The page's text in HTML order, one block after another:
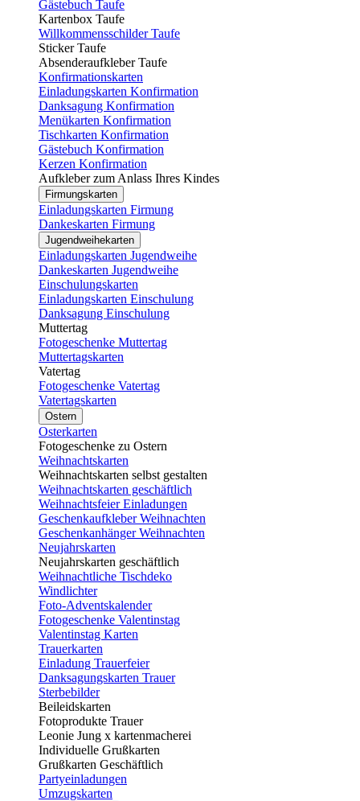
Gästebuch Taufe
Kartenbox Taufe
Willkommensschilder Taufe
Sticker Taufe
Absenderaufkleber Taufe
Konfirmationskarten
Einladungskarten Konfirmation
Danksagung Konfirmation
Menükarten Konfirmation
Tischkarten Konfirmation
Gästebuch Konfirmation
Kerzen Konfirmation
Aufkleber zum Anlass Ihres Kindes
Firmungskarten
Einladungskarten Firmung
Dankeskarten Firmung
Jugendweihekarten
Einladungskarten Jugendweihe
Dankeskarten Jugendweihe
Einschulungskarten
Einladungskarten Einschulung
Danksagung Einschulung
Muttertag
Fotogeschenke Muttertag
Muttertagskarten
Vatertag
Fotogeschenke Vatertag
Vatertagskarten
Ostern
Osterkarten
Fotogeschenke zu Ostern
Weihnachtskarten
Weihnachtskarten selbst gestalten
Weihnachtskarten geschäftlich
Weihnachtsfeier Einladungen
Geschenkaufkleber Weihnachten
Geschenkanhänger Weihnachten
Neujahrskarten
Neujahrskarten geschäftlich
Weihnachtliche Tischdeko
Windlichter
Foto-Adventskalender
Fotogeschenke Valentinstag
Valentinstag Karten
Trauerkarten
Einladung Trauerfeier
Danksagungskarten Trauer
Sterbebilder
Beileidskarten
Fotoprodukte Trauer
Leonie Jung x kartenmacherei
Individuelle Grußkarten
Grußkarten Geschäftlich
Partyeinladungen
Umzugskarten